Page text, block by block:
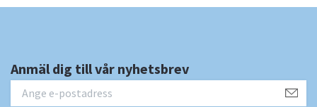
Anmäl dig till vår nyhetsbrev